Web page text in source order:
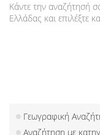
Κάντε την αναζήτησή
Ελλάδας και επιλέξτε
Γεωγραφική
Αναζήτηση με